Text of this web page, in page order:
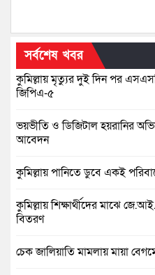
সর্বশেষ খবর
কুমিল্লায় মৃত্যুর দুই দিন পর
জিপিএ-৫
ভয়ভীতি ও ডিজিটাল হয়রানির
আবেদন
কুমিল্লায় পানিতে ডুবে একই
কুমিল্লায় শিক্ষার্থীদের মাঝে
বিতরণ
চেক জালিয়াতি মামলায় মায়া